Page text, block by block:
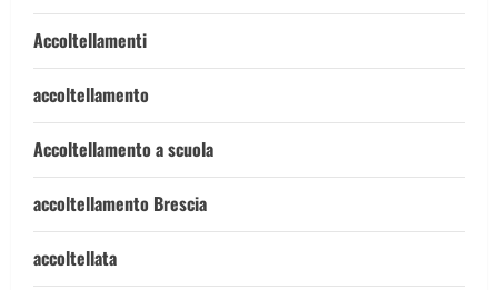
Accoltellamenti
accoltellamento
Accoltellamento a scuola
accoltellamento Brescia
accoltellata